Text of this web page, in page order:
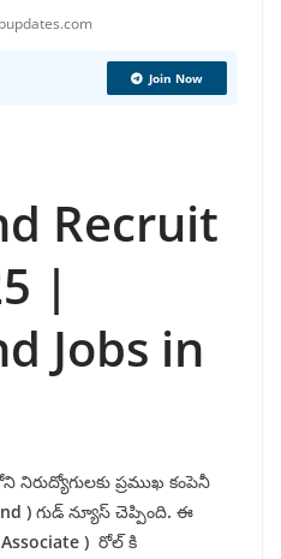
Join Now
Recruit
|
Jobs in
ప్రముఖ కంపెనీ
) గుడ్ న్యూస్ చెప్పింది. ఈ
Associate ) రోల్ కి